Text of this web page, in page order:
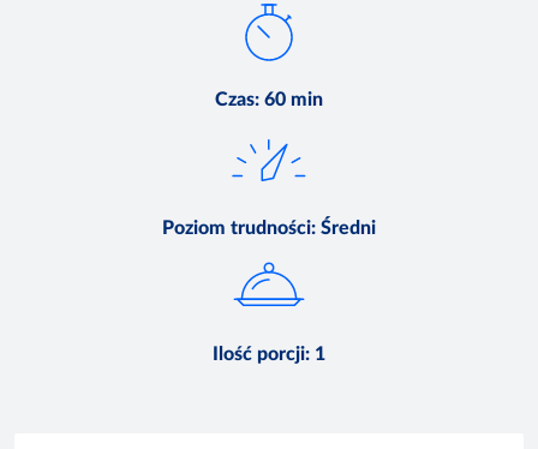
Czas: 60 min
Poziom trudności: Średni
Ilość porcji: 1